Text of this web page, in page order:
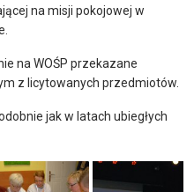
na misji pokojowej w
na WOŚP przekazane
z licytowanych przedmiotów.
jak w latach ubiegłych